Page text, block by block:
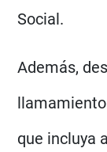
Social.
Además,
que incluya